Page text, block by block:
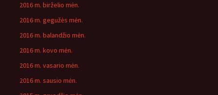
2016 m. birželio mėn.
2016 m. gegužės mėn.
2016 m. balandžio mėn.
2016 m. kovo mėn.
2016 m. vasario mėn.
2016 m. sausio mėn.